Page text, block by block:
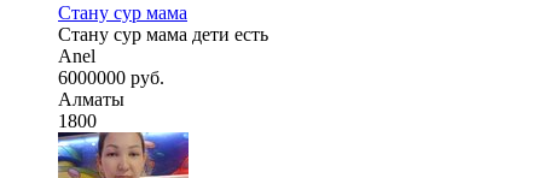
Стану сур мама
Стану сур мама дети есть
Anel
6000000 руб.
Алматы
1800